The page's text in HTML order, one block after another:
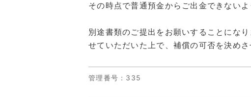
その時点で普通預金からご出金できない
別途書類のご提出をお願いすることにな
せていただいた上で、補償の可否を決めさ
管理番号 ：335